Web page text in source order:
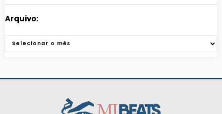
Arquivo:
Arquivos